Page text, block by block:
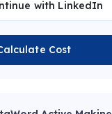
with LinkedIn
Cost